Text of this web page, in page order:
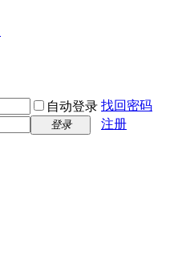
自动登录 找回密码
登录
注册